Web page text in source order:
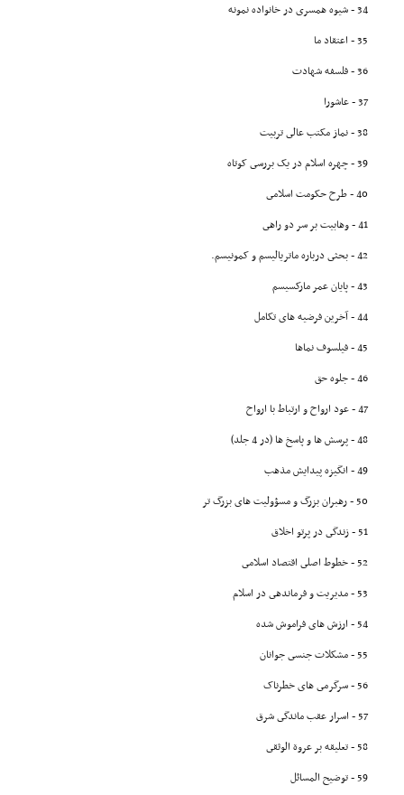
34 - شیوه همسرى در خانواده نمونه
35 - اعتقاد ما
36 - فلسفه شهادت
37 - عاشورا
38 - نماز مکتب عالى تربیت
39 - چهره اسلام در یک بررسى کوتاه
40 - طرح حکومت اسلامى
41 - وهابیت بر سر دو راهى
42 - بحثى درباره ماتریالیسم و کمونیسم.
43 - پایان عمر مارکسیسم
44 - آخرین فرضیه هاى تکامل
45 - فیلسوف نماها
46 - جلوه حق
47 - عود ارواح و ارتباط با ارواح
48 - پرسش ها و پاسخ ها (در 4 جلد)
49 - انگیزه پیدایش مذهب
50 - رهبران بزرگ و مسؤولیت هاى بزرگ تر
51 - زندگى در پرتو اخلاق
52 - خطوط اصلى اقتصاد اسلامى
53 - مدیریت و فرماندهى در اسلام
54 - ارزش هاى فراموش شده
55 - مشکلات جنسى جوانان
56 - سرگرمى هاى خطرناک
57 - اسرار عقب ماندگى شرق
58 - تعلیقه بر عروة الوثقى
59 - توضیح المسائل